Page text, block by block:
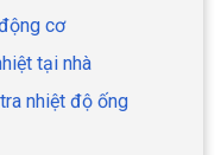
cơ
tại nhà
nhiệt độ ống